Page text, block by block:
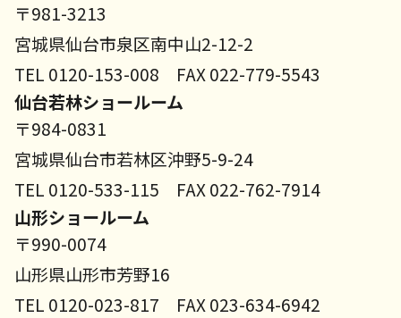
〒981-3213
宮城県仙台市泉区南中山2-12-2
TEL 0120-153-008 FAX 022-779-5543
仙台若林ショールーム
〒984-0831
宮城県仙台市若林区沖野5-9-24
TEL 0120-533-115 FAX 022-762-7914
山形ショールーム
〒990-0074
山形県山形市芳野16
TEL 0120-023-817 FAX 023-634-6942